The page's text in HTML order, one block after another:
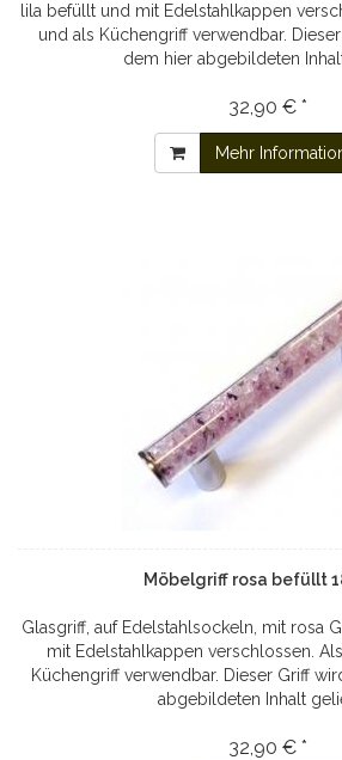
lila befüllt und mit Edelstahlkappen
und als Küchengriff verwendbar.
dem hier abgebildeten
32,90 € *
Mehr
Möbelgriff rosa befüllt
Glasgriff, auf Edelstahlsockeln, mit rosa
mit Edelstahlkappen verschlossen.
Küchengriff verwendbar. Dieser Griff
abgebildeten Inhalt
32,90 € *